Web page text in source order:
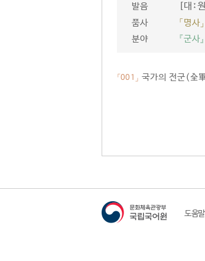
발음 [대ː
품사
「명사」
분야
『군사』
「001」 국가의 전군(全
도움말